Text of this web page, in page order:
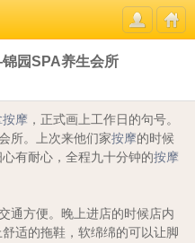
园SPA养生会所
按摩 ，正式画上工作日的句号。
所。上次来他们家按摩的时候
有耐心，全程九十分钟的按摩
通方便。晚上进店的时候店内
适的拖鞋，软绵绵的可以让脚